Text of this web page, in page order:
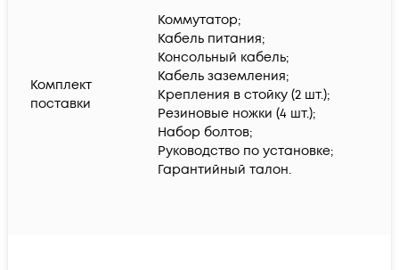
Комплект
поставки
Коммутатор;
Кабель питания;
Консольный кабель;
Кабель заземления;
Крепления в стойку (2 шт.);
Резиновые ножки (4 шт.);
Набор болтов;
Руководство по установке;
Гарантийный талон.